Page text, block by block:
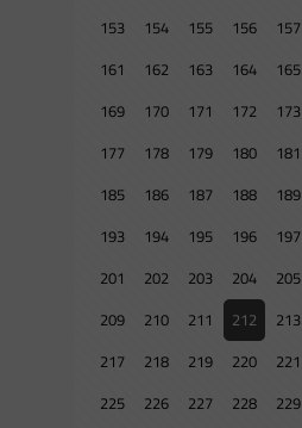
153
154 155 156 157
161
162 163 164 165
169
170 171 172 173
177
178 179 180 181
185
186 187 188 189
193
194 195 196 197
201
202 203 204 205
209
210 211 212 213
217
218 219 220 221
225
226 227 228 229